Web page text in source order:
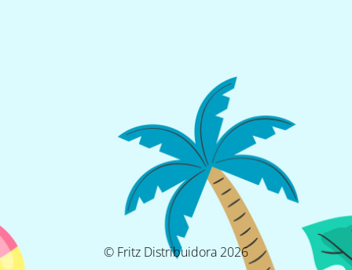
© Fritz Distribuidora 2026